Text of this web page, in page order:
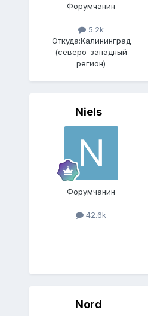
Форумчанин
5.2k
Откуда:Калининград
(северо-западный
регион)
Niels
Форумчанин
42.6k
Nord